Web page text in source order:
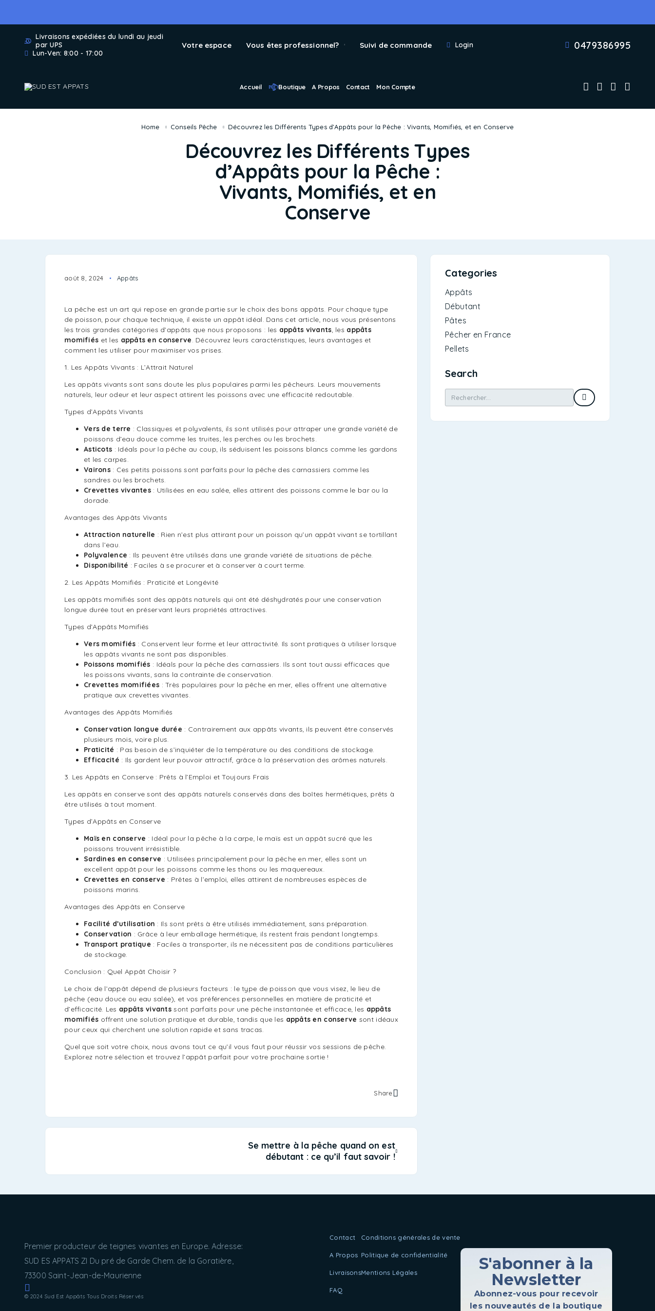
Livraisons expédiées du lundi au jeudi
par UPS
Lun-Ven: 8:00 - 17:00
Votre espace Vous êtes professionnel? Suivi de commande Login 0479386995
Accueil Boutique A Propos Contact Mon Compte
Home Conseils Pêche Découvrez les Différents Types d’Appâts pour la Pêche : Vivants, Momifiés, et en Conserve
Découvrez les Différents Types
d’Appâts pour la Pêche :
Vivants, Momifiés, et en
Conserve
août 8, 2024 Appâts
La pêche est un art qui repose en grande partie sur le choix des bons appâts. Pour chaque type
de poisson, pour chaque technique, il existe un appât idéal. Dans cet article, nous vous présentons
les trois grandes catégories d’appâts que nous proposons : les appâts vivants, les appâts
momifiés et les appâts en conserve. Découvrez leurs caractéristiques, leurs avantages et
comment les utiliser pour maximiser vos prises.
1. Les Appâts Vivants : L’Attrait Naturel
Les appâts vivants sont sans doute les plus populaires parmi les pêcheurs. Leurs mouvements
naturels, leur odeur et leur aspect attirent les poissons avec une efficacité redoutable.
Types d’Appâts Vivants
Vers de terre : Classiques et polyvalents, ils sont utilisés pour attraper une grande variété de
poissons d’eau douce comme les truites, les perches ou les brochets.
Asticots : Idéals pour la pêche au coup, ils séduisent les poissons blancs comme les gardons
et les carpes.
Vairons: Ces petits poissons sont parfaits pour la pêche des carnassiers comme les
sandres ou les brochets.
Crevettes vivantes : Utilisées en eau salée, elles attirent des poissons comme le bar ou la
dorade.
Avantages des Appâts Vivants
Attraction naturelle : Rien n’est plus attirant pour un poisson qu’un appât vivant se tortillant
dans l’eau.
Polyvalence : Ils peuvent être utilisés dans une grande variété de situations de pêche.
Disponibilité : Faciles à se procurer et à conserver à court terme.
2. Les Appâts Momifiés : Praticité et Longévité
Les appâts momifiés sont des appâts naturels qui ont été déshydratés pour une conservation
longue durée tout en préservant leurs propriétés attractives.
Types d’Appâts Momifiés
Vers momifiés : Conservent leur forme et leur attractivité. Ils sont pratiques à utiliser lorsque
les appâts vivants ne sont pas disponibles.
Poissons momifiés : Idéals pour la pêche des carnassiers. Ils sont tout aussi efficaces que
les poissons vivants, sans la contrainte de conservation.
Crevettes momifiées : Très populaires pour la pêche en mer, elles offrent une alternative
pratique aux crevettes vivantes.
Avantages des Appâts Momifiés
Conservation longue durée : Contrairement aux appâts vivants, ils peuvent être conservés
plusieurs mois, voire plus.
Praticité : Pas besoin de s’inquiéter de la température ou des conditions de stockage.
Efficacité : Ils gardent leur pouvoir attractif, grâce à la préservation des arômes naturels.
3. Les Appâts en Conserve : Prêts à l’Emploi et Toujours Frais
Les appâts en conserve sont des appâts naturels conservés dans des boîtes hermétiques, prêts à
être utilisés à tout moment.
Types d’Appâts en Conserve
Maïs en conserve : Idéal pour la pêche à la carpe, le maïs est un appât sucré que les
poissons trouvent irrésistible.
Sardines en conserve : Utilisées principalement pour la pêche en mer, elles sont un
excellent appât pour les poissons comme les thons ou les maquereaux.
Crevettes en conserve : Prêtes à l’emploi, elles attirent de nombreuses espèces de
poissons marins.
Avantages des Appâts en Conserve
Facilité d’utilisation : Ils sont prêts à être utilisés immédiatement, sans préparation.
Conservation : Grâce à leur emballage hermétique, ils restent frais pendant longtemps.
Transport pratique : Faciles à transporter, ils ne nécessitent pas de conditions particulières
de stockage.
Conclusion : Quel Appât Choisir ?
Le choix de l’appât dépend de plusieurs facteurs : le type de poisson que vous visez, le lieu de
pêche (eau douce ou eau salée), et vos préférences personnelles en matière de praticité et
d’efficacité. Les appâts vivantssont parfaits pour une pêche instantanée et efficace, les appâts
momifiés offrent une solution pratique et durable, tandis que les appâts en conserve sont idéaux
pour ceux qui cherchent une solution rapide et sans tracas.
Quel que soit votre choix, nous avons tout ce qu’il vous faut pour réussir vos sessions de pêche.
Explorez notre sélection et trouvez l’appât parfait pour votre prochaine sortie !
Share
Se mettre à la pêche quand on est
débutant : ce qu’il faut savoir !
Categories
Appâts
Débutant
Pâtes
Pêcher en France
Pellets
Search
Premier producteur de teignes vivantes en Europe. Adresse:
SUD ES APPATS ZI Du pré de Garde Chem. de la Goratière,
73300 Saint-Jean-de-Maurienne
© 2024 Sud Est Appâts Tous Droits Réservés
Contact
A Propos
Livraisons
FAQ
Conditions générales de vente
Politique de confidentialité
Mentions Légales
S'abonner à la
Newsletter
Abonnez-vous pour recevoir
les nouveautés de la boutique